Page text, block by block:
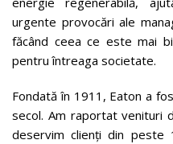
urgente provocări ale
făcând ceea ce este mai
pentru întreaga societate.
Fondată în 1911, Eaton a
secol. Am raportat venituri
deservim clienți din